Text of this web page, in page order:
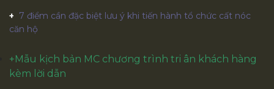
7 điểm cần đặc biệt lưu ý khi tiến hành tổ chức cất nóc
căn hộ
+Mẫu kịch bản MC chương trình tri ân khách hàng
kèm lời dẫn